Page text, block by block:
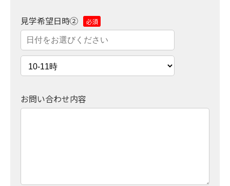
見学希望日時② 必須
お問い合わせ内容